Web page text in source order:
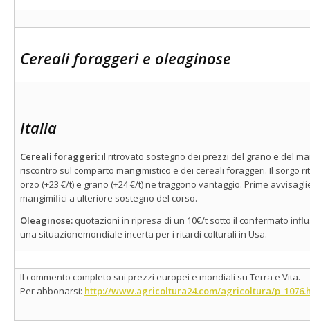
Cereali foraggeri e oleaginose
Italia
Cereali foraggeri:il ritrovato sostegno dei prezzi del grano e del
riscontro sul comparto mangimistico e dei cereali foraggeri. Il sorgo
orzo (+23 €/t) e grano (+24 €/t) ne traggono vantaggio. Prime
mangimifici a ulteriore sostegno del corso.
Oleaginose: quotazioni in ripresa di un 10€/t sotto il confermato
una situazionemondiale incerta per i ritardi colturali in Usa.
Il commento completo sui prezzi europei e mondiali su Terra e Vita.
Per abbonarsi: http://www.agricoltura24.com/agricoltura/